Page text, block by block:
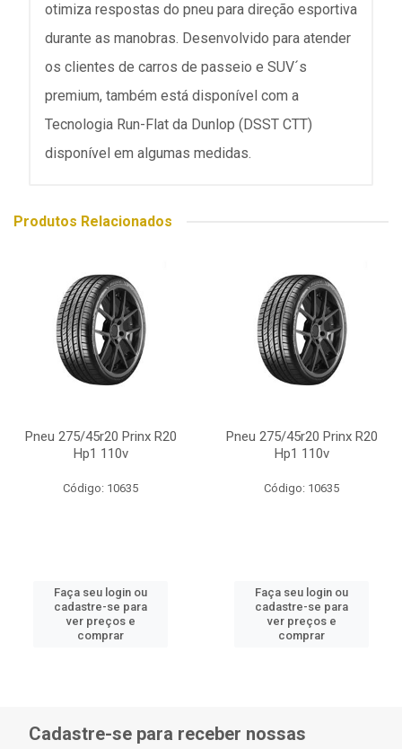
otimiza respostas do pneu para direção esportiva
durante as manobras. Desenvolvido para atender
os clientes de carros de passeio e SUV´s
premium, também está disponível com a
Tecnologia Run-Flat da Dunlop (DSST CTT)
disponível em algumas medidas.
Produtos Relacionados
Pneu 275/45r20 Prinx R20
Hp1 110v
Código: 10635
Faça seu login ou
cadastre-se para
ver preços e
comprar
Pneu 275/45r20 Prinx R20
Hp1 110v
Código: 10635
Faça seu login ou
cadastre-se para
ver preços e
comprar
Cadastre-se para receber nossas